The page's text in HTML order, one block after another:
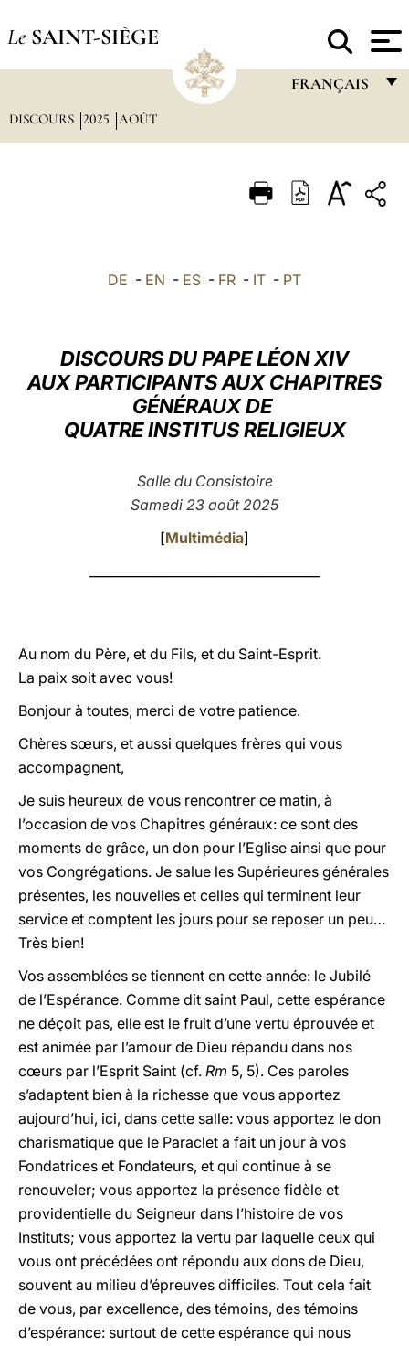
Le SAINT-SIÈGE
FRANÇAIS
ITALIANO
العربيّة
LATINE
DISCOURS 2025 AOÛT
DE - EN - ES - FR - IT - PT
DISCOURS DU PAPE LÉON XIV
AUX PARTICIPANTS AUX CHAPITRES
GÉNÉRAUX DE
QUATRE INSTITUS RELIGIEUX
Salle du Consistoire
Samedi 23 août 2025
[Multimédia]
Au nom du Père, et du Fils, et du Saint-Esprit.
La paix soit avec vous!
Bonjour à toutes, merci de votre patience.
Chères sœurs, et aussi quelques frères qui vous
accompagnent,
Je suis heureux de vous rencontrer ce matin, à
l’occasion de vos Chapitres généraux: ce sont des
moments de grâce, un don pour l’Eglise ainsi que pour
vos Congrégations. Je salue les Supérieures générales
présentes, les nouvelles et celles qui terminent leur
service et comptent les jours pour se reposer un peu…
Très bien!
Vos assemblées se tiennent en cette année: le Jubilé
de l’Espérance. Comme dit saint Paul, cette espérance
ne déçoit pas, elle est le fruit d’une vertu éprouvée et
est animée par l’amour de Dieu répandu dans nos
cœurs par l’Esprit Saint (cf. Rm 5, 5). Ces paroles
s’adaptent bien à la richesse que vous apportez
aujourd’hui, ici, dans cette salle: vous apportez le don
charismatique que le Paraclet a fait un jour à vos
Fondatrices et Fondateurs, et qui continue à se
renouveler; vous apportez la présence fidèle et
providentielle du Seigneur dans l’histoire de vos
Instituts; vous apportez la vertu par laquelle ceux qui
vous ont précédées ont répondu aux dons de Dieu,
souvent au milieu d’épreuves difficiles. Tout cela fait
de vous, par excellence, des témoins, des témoins
d’espérance: surtout de cette espérance qui nous